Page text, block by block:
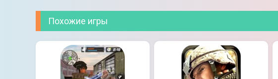
Похожие игры